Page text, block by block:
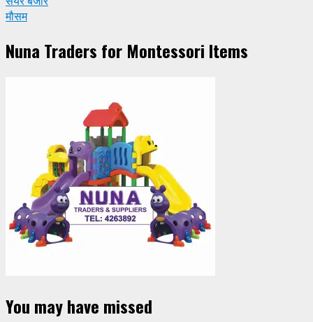
मौसम
Nuna Traders for Montessori Items
You may have missed